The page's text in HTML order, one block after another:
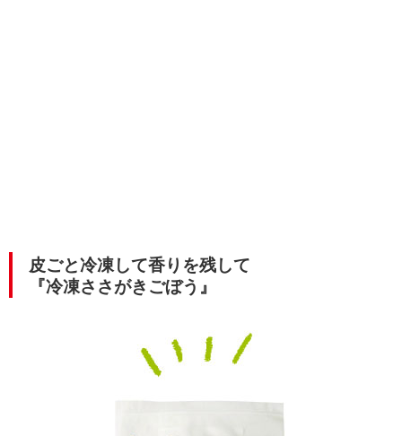
皮ごと冷凍して香りを残して
『冷凍ささがきごぼう』